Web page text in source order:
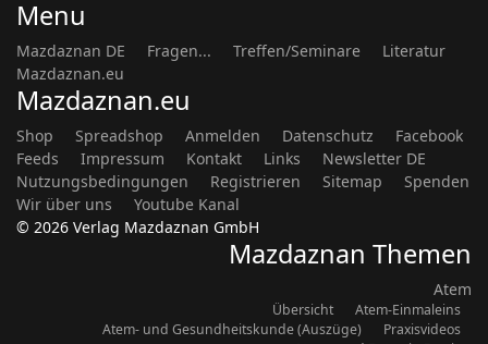
Menu
Mazdaznan DE Fragen... Treffen/Seminare
Literatur
Mazdaznan.eu
Mazdaznan.eu
Shop Spreadshop Anmelden Datenschutz
Facebook
Feeds
Impressum Kontakt Links
Newsletter DE
Nutzungsbedingungen
Registrieren Sitemap
Spenden
Wir über uns
Youtube Kanal
© 2026 Verlag Mazdaznan GmbH
Mazdaznan Themen
Atem
Übersicht
Atem-Einmaleins
Atem- und Gesundheitskunde (Auszüge)
Praxisvideos